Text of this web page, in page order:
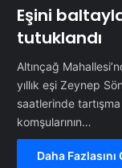
Eşini
tutuklandı
Altınçağ
yıllık eşi Zeynep
saatlerinde
komşularının…
Daha Fazlasını